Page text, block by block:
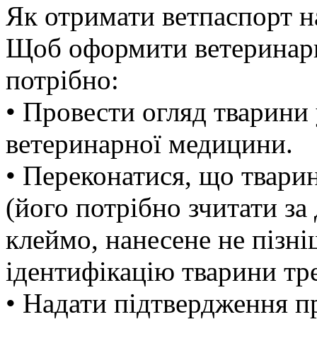
Як отримати ветпаспорт
Щоб оформити
потрібно:
• Провести огляд
ветеринарної медицини.
• Переконатися, що
(його потрібно зчитати
клеймо, нанесене не
ідентифікацію тварини
• Надати підтвердження